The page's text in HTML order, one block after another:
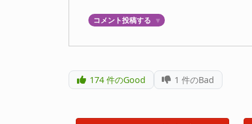
コメント投稿する ▼
174件のGood 1 件のBad